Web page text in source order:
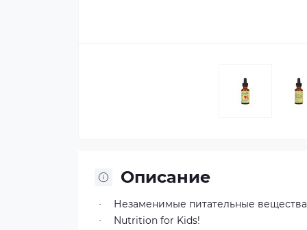
Описание
· Незаменимые питательные вещества
· Nutrition for Kids!